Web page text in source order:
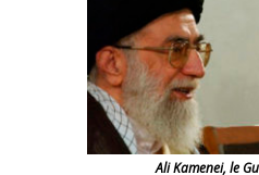
Ali Kamenei, le